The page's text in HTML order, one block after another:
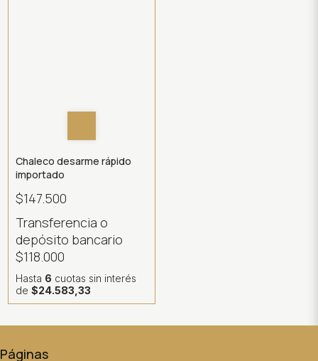
Chaleco desarme rápido
importado
$147.500
Transferencia o
depósito bancario
$118.000
Hasta 6 cuotas sin interés
de$24.583,33
Páginas